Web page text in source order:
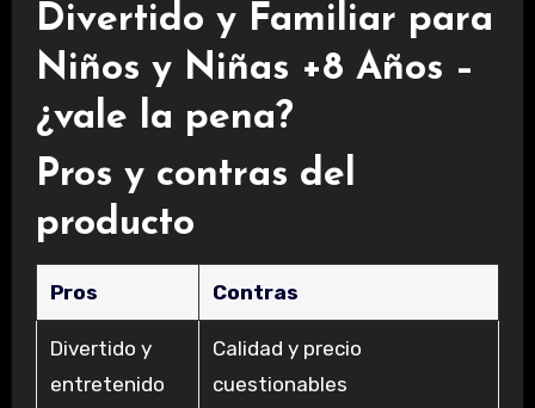
Divertido y Familiar para
Niños y Niñas +8 Años –
¿vale la pena?
Pros y contras del
producto
Pros Contras
Divertido y
entretenido
Calidad y precio
cuestionables